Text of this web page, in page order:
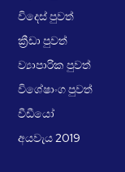
විදෙස් පුවත්
ක්‍රීඩා පුවත්
ව්‍යාපාරික පුවත්
විශේෂාංග පුවත්
වීඩීයෝ
අයවැය 2019